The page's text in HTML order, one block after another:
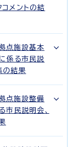
メントの結
点施設基本
係る市民説
の結果
点施設整備
市民説明会、